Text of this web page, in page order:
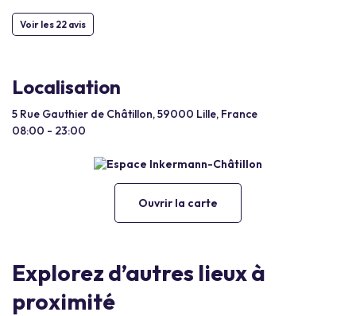
Voir les 22 avis
Localisation
5 Rue Gauthier de Châtillon, 59000 Lille, France
08:00 - 23:00
Ouvrir la carte
Explorez d’autres lieux à
proximité